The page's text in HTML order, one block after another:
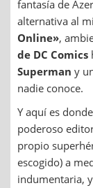
fantasía de
alternativa al
Online»,
de DC Comics
Superman y
nadie conoce.
Y aquí es
poderoso
propio
escogido) a
indumentaria,